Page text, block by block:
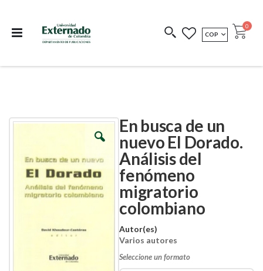
COEDICIONES REDIMIR CÓDIGO
MONEDA
COP Cart
0
En busca de un
nuevo El Dorado.
Análisis del
fenómeno
migratorio
colombiano
Autor(es)
Varios autores
Seleccione un formato
Skip
images
gallery
Skip
images
gallery